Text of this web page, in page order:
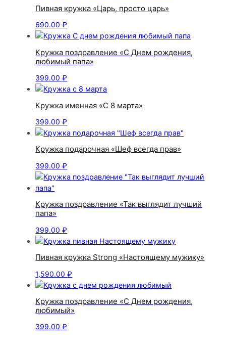
Пивная кружка «Царь, просто царь»
690.00₽
Кружка поздравление «С Днем рождения,
любимый папа»
399.00₽
Кружка именная «С 8 марта»
399.00₽
Кружка подарочная «Шеф всегда прав»
399.00₽
Кружка поздравление «Так выглядит лучший
папа»
399.00₽
Пивная кружка Strong «Настоящему мужику»
1,590.00₽
Кружка поздравление «С Днем рождения,
любимый»
399.00₽